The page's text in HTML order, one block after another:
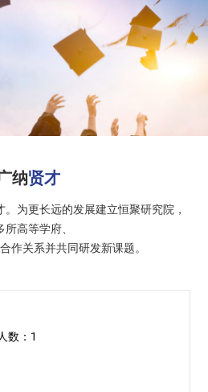
纳贤才
为更长远的发展建立恒聚研究院，
所高等学府、
作关系并共同研发新课题。
数：1